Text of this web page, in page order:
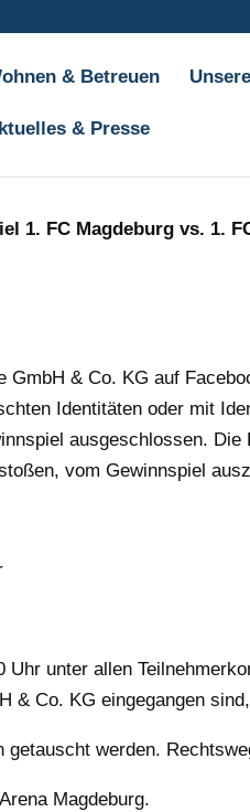
& Betreuen
& Presse
1. FC Magdeburg vs. 1.
& Co. KG auf
Identitäten oder mit
ausgeschlossen.
vom Gewinnspiel
unter allen
& Co. KG eingegangen
werden.
Magdeburg.